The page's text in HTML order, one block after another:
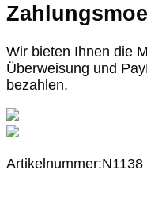
Wir bieten Ihnen die
Überweisung und
Artikelnummer:N1138